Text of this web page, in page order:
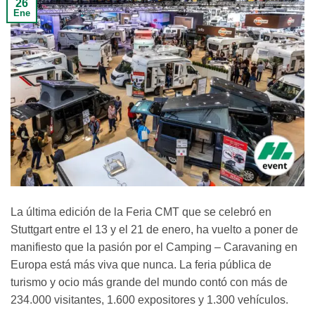
26
Ene
La última edición de la Feria CMT que se celebró en
Stuttgart entre el 13 y el 21 de enero, ha vuelto a poner de
manifiesto que la pasión por el Camping – Caravaning en
Europa está más viva que nunca. La feria pública de
turismo y ocio más grande del mundo contó con más de
234.000 visitantes, 1.600 expositores y 1.300 vehículos.